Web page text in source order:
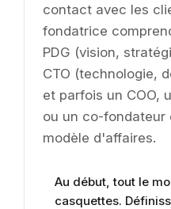
contact avec les
fondatrice
PDG (vision,
CTO (technologie,
et parfois un COO,
ou un co-fondateur
modèle d'affaires.
Au début, tout le
casquettes.